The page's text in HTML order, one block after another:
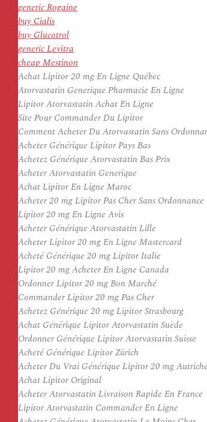
generic Rogaine
buy Cialis
buy Glucotrol
generic Levitra
cheap Mestinon
Achat Lipitor 20 mg En Ligne Québec
Atorvastatin Generique Pharmacie En Ligne
Lipitor Atorvastatin Achat En Ligne
Site Pour Commander Du Lipitor
Comment Acheter Du Atorvastatin Sans
Acheter Générique Lipitor Pays Bas
Achetez Générique Atorvastatin Bas Prix
Acheter Atorvastatin Generique
Achat Lipitor En Ligne Maroc
Acheter 20 mg Lipitor Pas Cher Sans Ordonnance
Lipitor 20 mg En Ligne Avis
Acheter Générique Atorvastatin Lille
Acheter Lipitor 20 mg En Ligne Mastercard
Acheté Générique 20 mg Lipitor Italie
Lipitor 20 mg Acheter En Ligne Canada
Ordonner Lipitor 20 mg Bon Marché
Commander Lipitor 20 mg Pas Cher
Achetez Générique 20 mg Lipitor Strasbourg
Achat Générique Lipitor Atorvastatin Suède
Ordonner Générique Lipitor Atorvastatin Suisse
Acheté Générique Lipitor Zürich
Acheter Du Vrai Générique Lipitor 20 mg Autriche
Achat Lipitor Original
Acheter Atorvastatin Livraison Rapide En France
Lipitor Atorvastatin Commander En Ligne